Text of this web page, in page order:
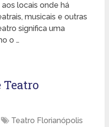
locais onde há
musicais e outras
significa uma
o …
Teatro
Teatro Florianópolis